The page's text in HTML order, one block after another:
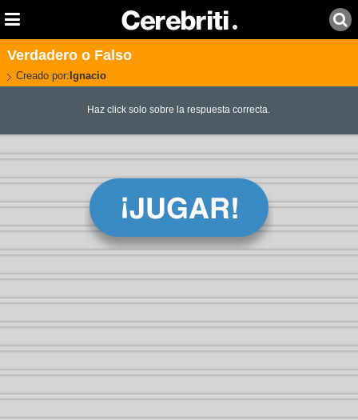
Verdadero o Falso
Creado por: Ignacio
Haz click solo sobre la respuesta correcta.